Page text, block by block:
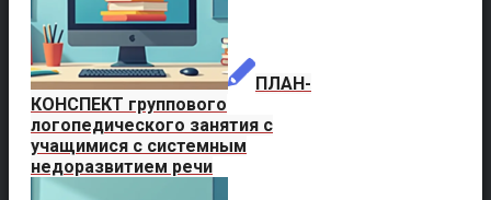
ПЛАН-
КОНСПЕКТ группового
логопедического занятия с
учащимися с системным
недоразвитием речи